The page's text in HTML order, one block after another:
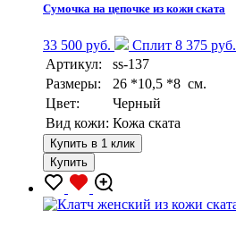
Сумочка на цепочке из кожи ската
33 500 руб.
Сплит 8 375 руб.
Артикул:
ss-137
Размеры:
26 *10,5 *8 см.
Цвет:
Черный
Вид кожи: Кожа ската
Купить в 1 клик
Купить